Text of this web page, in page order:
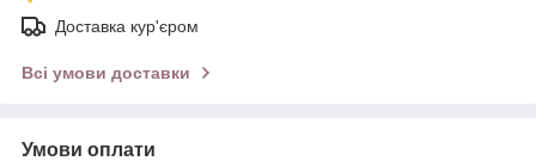
Доставка кур'єром
Всі умови доставки
Умови оплати